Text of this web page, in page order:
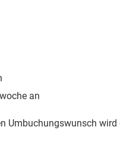
an
Umbuchungswunsch wird